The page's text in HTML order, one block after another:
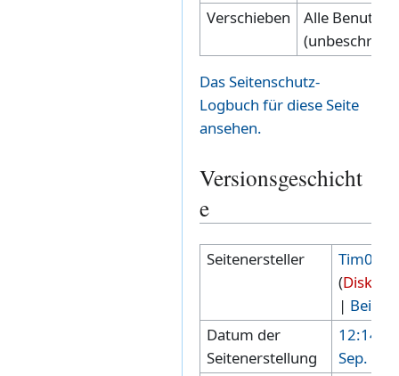
Verschieben
Alle Benutzer
Das Seitenschutz-
Logbuch für diese Seite
ansehen.
Versionsgeschicht
e
Seitenersteller
Tim00
(
|
Datum der
Seitenerstellung
12:14, 7.
Sep.